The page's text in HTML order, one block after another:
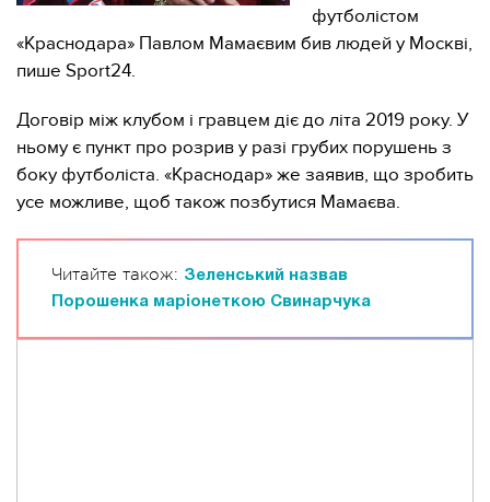
футболістом
«Краснодара» Павлом Мамаєвим бив людей у Москві,
пише Sport24.
Договір між клубом і гравцем діє до літа 2019 року. У
ньому є пункт про розрив у разі грубих порушень з
боку футболіста. «Краснодар» же заявив, що зробить
усе можливе, щоб також позбутися Мамаєва.
Читайте також: Зеленський назвав
Порошенка маріонеткою Свинарчука